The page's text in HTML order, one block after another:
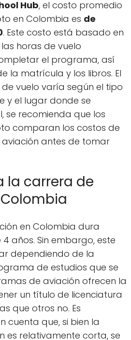
Hub, el costo promedio
en Colombia es de
. Este costo está basado en
horas de vuelo
el programa, así
la matrícula y los libros. El
vuelo varía según el tipo
y el lugar donde se
se recomienda que los
comparan los costos de
antes de tomar
la carrera de
en Colombia dura
años. Sin embargo, este
dependiendo de la
de estudios que se
de aviación ofrecen la
un título de licenciatura
que otros no. Es
cuenta que, si bien la
es relativamente corta, se